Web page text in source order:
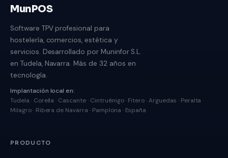
MunPOS
Software TPV profesional para
hostelería, comercios, estética y
servicios. Desarrollado por Muninfor S.L.
en Tudela, Navarra. Más de 32 años en
tecnología.
Implantación local en:
Tudela · Corella · Cascante · Cintruénigo · Fitero · Arguedas · Peralta ·
Milagro · Ribera de Navarra · Pamplona · España
PRODUCTO